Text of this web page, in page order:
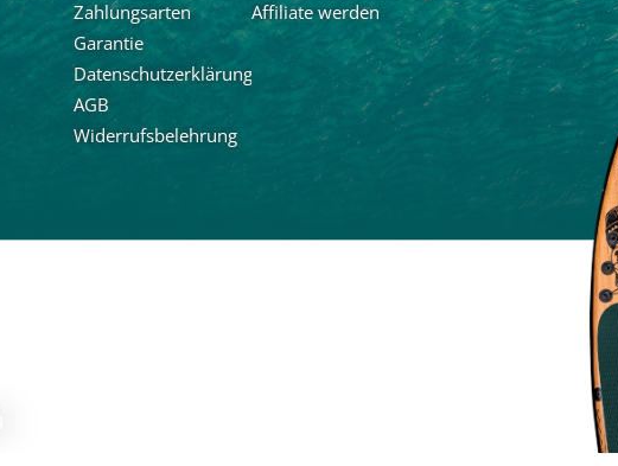
informiert werden. Die Abmeldung vom
Newsletter ist jederzeit möglich.
Zahlungsarten
Garantie
Datenschutzerklärung
AGB
Widerrufsbelehrung
Affiliate werden